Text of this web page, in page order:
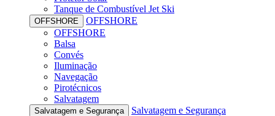
Tanque de Combustível Jet Ski
OFFSHORE
OFFSHORE
OFFSHORE
Balsa
Convés
Iluminação
Navegação
Pirotécnicos
Salvatagem
Salvatagem e Segurança
Salvatagem e Segurança